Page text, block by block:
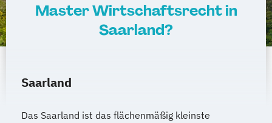
Master Wirtschaftsrecht in
Saarland?
Saarland
Das Saarland ist das flächenmäßig kleinste